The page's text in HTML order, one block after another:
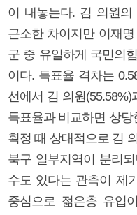
이 내놓는다. 김 의원의
근소한 차이지만 이재명
군 중 유일하게 국민의
이다. 득표율 격차는
선에서 김 의원(55.58%)
득표율과 비교하면 상
획정 때 상대적으로 김
북구 일부지역이 분리
수도 있다는 관측이 제
중심으로 젊은층 유입